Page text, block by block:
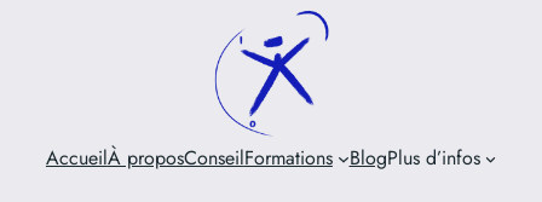
AccueilÀ proposConseilFormations BlogPlus d’infos